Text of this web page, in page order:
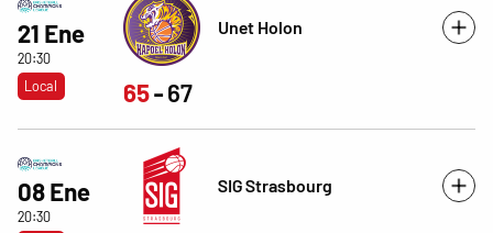
21 Ene
20:30
Local
Unet Holon
65 67
08 Ene
20:30
SIG Strasbourg